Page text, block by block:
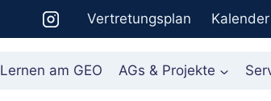
Vertretungsplan Kalender
Lernen am GEO AGs & Projekte